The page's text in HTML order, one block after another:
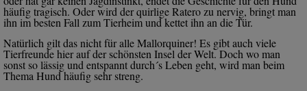
häufig tragisch. Oder wird der quirlige Ratero zu nervig, bringt man
ihn im besten Fall zum Tierheim und kettet ihn an die Tür.
Natürlich gilt das nicht für alle Mallorquiner! Es gibt auch viele
Tierfreunde hier auf der schönsten Insel der Welt. Doch wo man
sonst so lässig und entspannt durch´s Leben geht, wird man beim
Thema Hund häufig sehr streng.